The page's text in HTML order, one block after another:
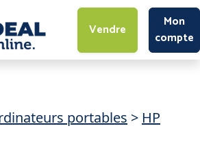
Vendre
Mon
compte
portables > HP